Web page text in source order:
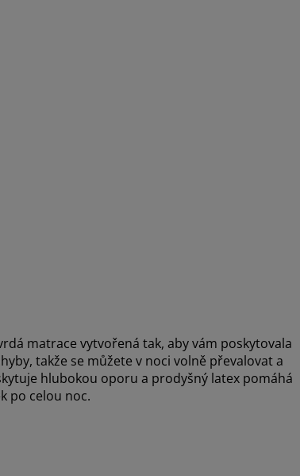
matrace vytvořená tak, aby vám poskytovala
takže se můžete v noci volně převalovat a
hlubokou oporu a prodyšný latex pomáhá
po celou noc.